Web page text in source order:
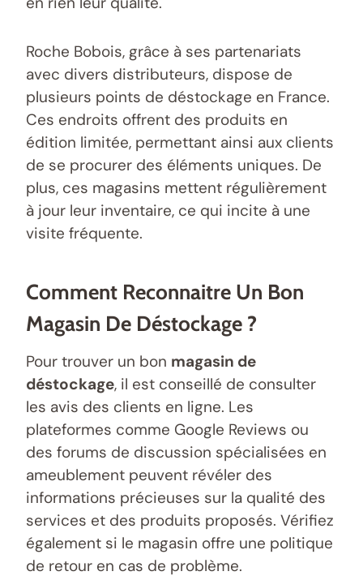
Roche Bobois, grâce à ses partenariats
avec divers distributeurs, dispose de
plusieurs points de déstockage en France.
Ces endroits offrent des produits en
édition limitée, permettant ainsi aux clients
de se procurer des éléments uniques. De
plus, ces magasins mettent régulièrement
à jour leur inventaire, ce qui incite à une
visite fréquente.
Comment Reconnaitre Un Bon
Magasin De Déstockage ?
Pour trouver un bon magasin de
déstockage, il est conseillé de consulter
les avis des clients en ligne. Les
plateformes comme Google Reviews ou
des forums de discussion spécialisées en
ameublement peuvent révéler des
informations précieuses sur la qualité des
services et des produits proposés. Vérifiez
également si le magasin offre une politique
de retour en cas de problème.